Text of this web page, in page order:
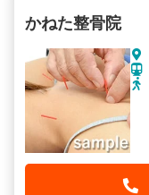
かねた整骨院